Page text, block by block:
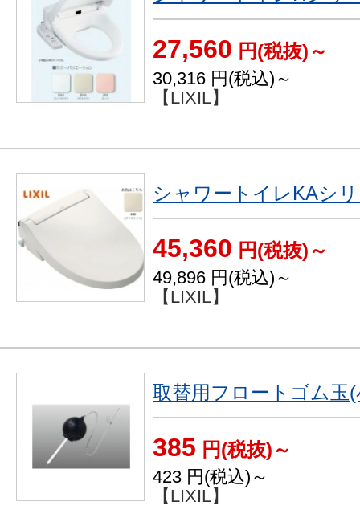
27,560 円(税抜)～
30,316 円(税込)～
【LIXIL】
シャワートイレKAシ
45,360 円(税抜)～
49,896 円(税込)～
【LIXIL】
取替用フロートゴム玉(
385 円(税抜)～
423 円(税込)～
【LIXIL】